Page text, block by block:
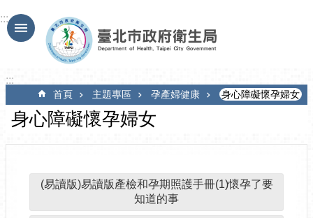
跳到主要內容區塊
:::
:::
首頁 主題專區 孕產婦健康 身心障礙懷孕婦女
身心障礙懷孕婦女
(易讀版)易讀版產檢和孕期照護手冊(1)懷孕了要
知道的事